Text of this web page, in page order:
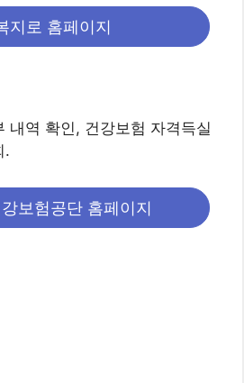
지로 홈페이지
내역 확인, 건강보험 자격득실
.
보험공단 홈페이지